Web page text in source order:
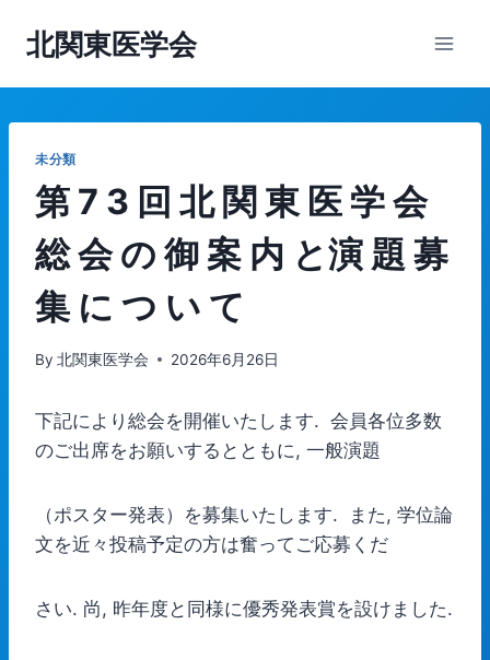
キ
北関東医学会
未分類
第 7 3 回 北 関 東 医 学 会
総 会 の 御 案 内 と演 題 募
集 に つ い て
By 北関東医学会 2026年6月26日
下記により総会を開催いたします. 会員各位多数
のご出席をお願いするとともに, 一般演題
（ポスター発表）を募集いたします. また, 学位論
文を近々投稿予定の方は奮ってご応募くだ
さい. 尚, 昨年度と同様に優秀発表賞を設けました.